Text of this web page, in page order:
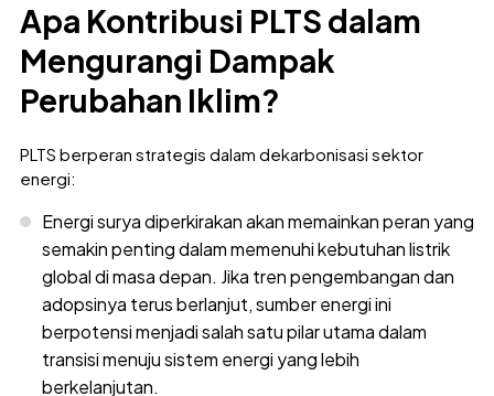
Apa Kontribusi PLTS dalam
Mengurangi Dampak
Perubahan Iklim?
PLTS berperan strategis dalam dekarbonisasi sektor
energi:
Energi surya diperkirakan akan memainkan peran yang
semakin penting dalam memenuhi kebutuhan listrik
global di masa depan. Jika tren pengembangan dan
adopsinya terus berlanjut, sumber energi ini
berpotensi menjadi salah satu pilar utama dalam
transisi menuju sistem energi yang lebih
berkelanjutan.